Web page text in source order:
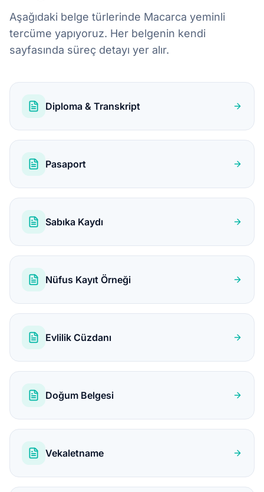
Aşağıdaki belge türlerinde Macarca yeminli
tercüme yapıyoruz. Her belgenin kendi
sayfasında süreç detayı yer alır.
Diploma & Transkript
Pasaport
Sabıka Kaydı
Nüfus Kayıt Örneği
Evlilik Cüzdanı
Doğum Belgesi
Vekaletname